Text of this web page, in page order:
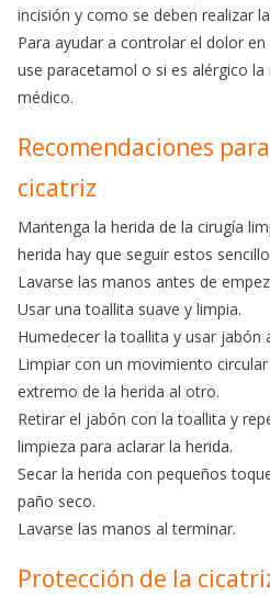
incisión y como se deben realizar
Para ayudar a controlar el dolor
use paracetamol o si es alérgico
médico.
Recomendaciones
cicatriz
Mantenga la herida de la cirugía
herida hay que seguir estos
Lavarse las manos antes de
Usar una toallita suave y limpia.
Humedecer la toallita y usar jabón
Limpiar con un movimiento
extremo de la herida al otro.
Retirar el jabón con la toallita y
limpieza para aclarar la herida.
Secar la herida con pequeños
paño seco.
Lavarse las manos al terminar.
Protección de la